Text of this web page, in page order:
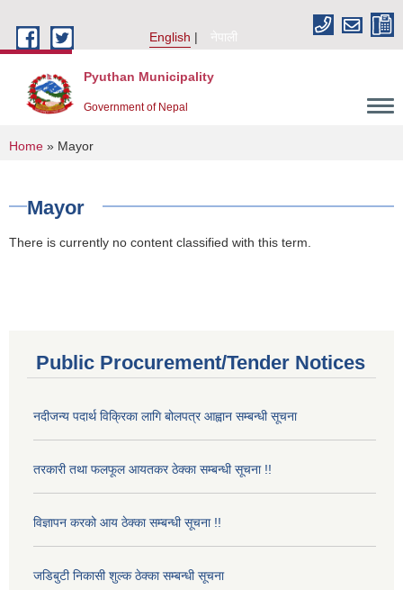
English
नेपाली
Pyuthan Municipality
Government of Nepal
You are here
Home » Mayor
Mayor
There is currently no content classified with this term.
Public Procurement/Tender Notices
नदीजन्य पदार्थ विक्रिका लागि बोलपत्र आह्वान सम्बन्धी सूचना
तरकारी तथा फलफूल आयतकर ठेक्का सम्बन्धी सूचना !!
विज्ञापन करको आय ठेक्का सम्बन्धी सूचना !!
जडिबुटी निकासी शुल्क ठेक्का सम्बन्धी सूचना